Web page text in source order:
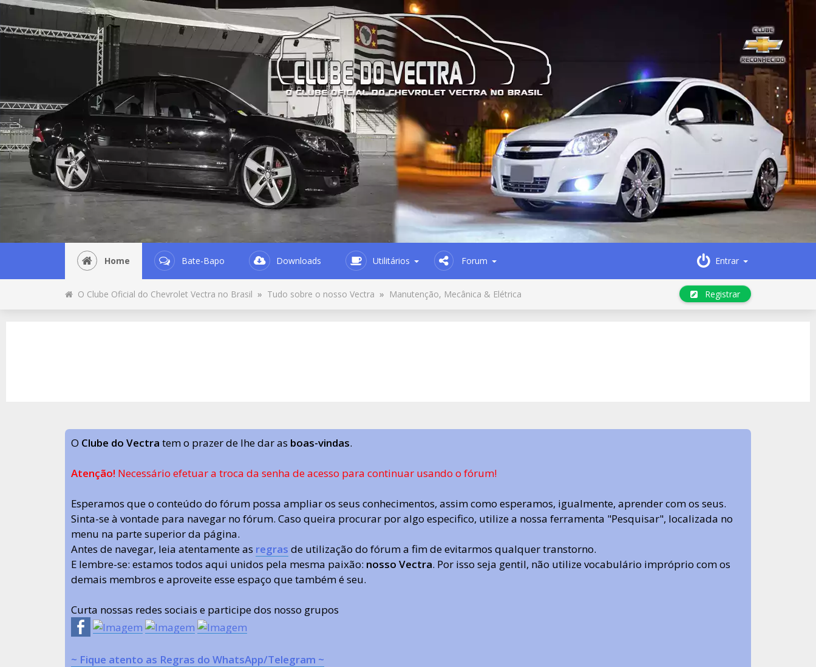
Home Bate-Bapo Downloads Utilitários Forum Entrar
O Clube Oficial do Chevrolet Vectra no Brasil » Tudo sobre o nosso Vectra » Manutenção, Mecânica & Elétrica Registrar
O Clube do Vectra tem o prazer de lhe dar as boas-vindas.
Atenção! Necessário efetuar a troca da senha de acesso para continuar usando o fórum!
Esperamos que o conteúdo do fórum possa ampliar os seus conhecimentos, assim como esperamos, igualmente, aprender com os seus.
Sinta-se à vontade para navegar no fórum. Caso queira procurar por algo especifico, utilize a nossa ferramenta "Pesquisar", localizada no
menu na parte superior da página.
Antes de navegar, leia atentamente as regras de utilização do fórum a fim de evitarmos qualquer transtorno.
E lembre-se: estamos todos aqui unidos pela mesma paixão: nosso Vectra. Por isso seja gentil, não utilize vocabulário impróprio com os
demais membros e aproveite esse espaço que também é seu.
Curta nossas redes sociais e participe dos nosso grupos
~ Fique atento as Regras do WhatsApp/Telegram ~